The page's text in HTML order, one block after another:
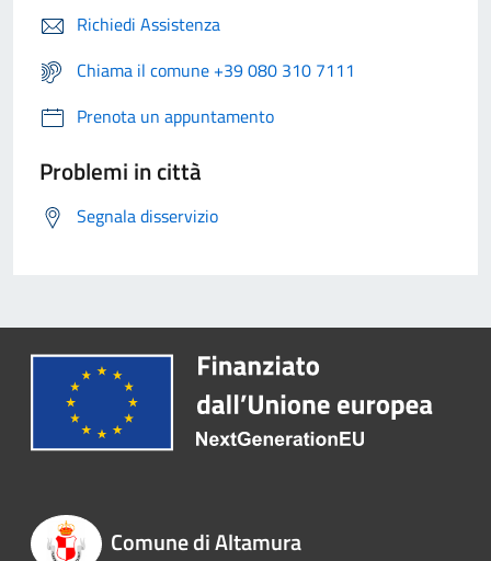
Richiedi Assistenza
Chiama il comune +39 080 310 7111
Prenota un appuntamento
Problemi in città
Segnala disservizio
Comune di Altamura